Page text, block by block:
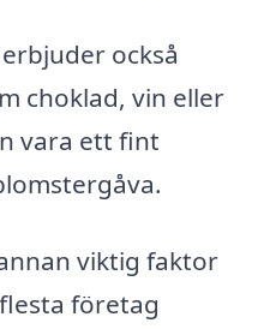
också
choklad, vin eller
vara ett fint
viktig faktor
företag